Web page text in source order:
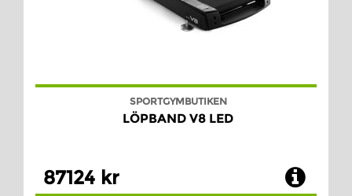
SPORTGYMBUTIKEN
LÖPBAND V8 LED
87124 kr